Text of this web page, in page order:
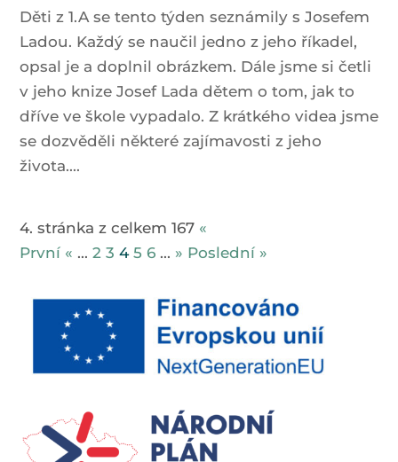
Děti z 1.A se tento týden seznámily s Josefem
Ladou. Každý se naučil jedno z jeho říkadel,
opsal je a doplnil obrázkem. Dále jsme si četli
v jeho knize Josef Lada dětem o tom, jak to
dříve ve škole vypadalo. Z krátkého videa jsme
se dozvěděli některé zajímavosti z jeho
života....
4. stránka z celkem 167 «
První « ... 2 3 4 5 6 ... » Poslední »